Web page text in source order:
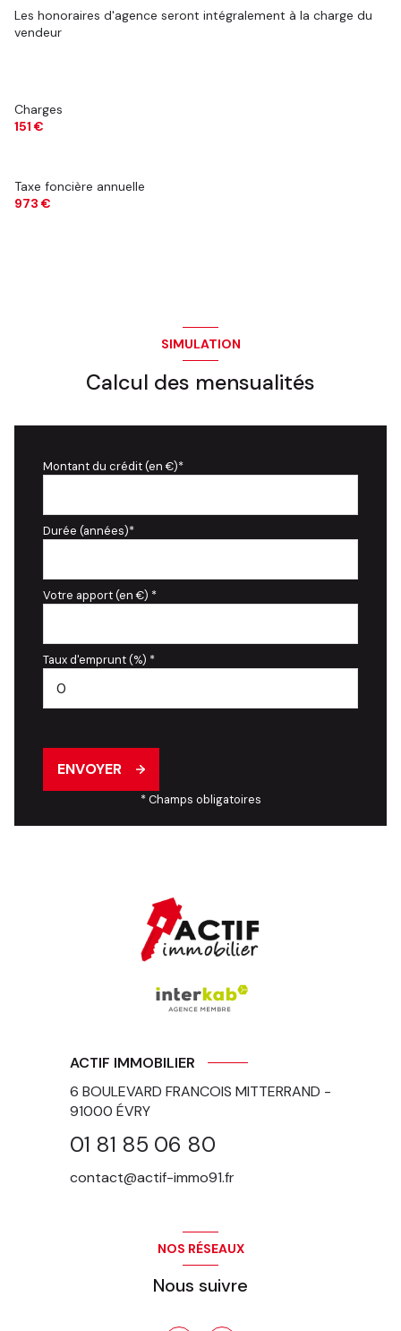
Les honoraires d'agence seront intégralement à la charge du
vendeur
Charges
151 €
Taxe foncière annuelle
973 €
SIMULATION
Calcul des mensualités
Montant du crédit (en €)*
Durée (années)*
Votre apport (en €) *
Taux d'emprunt (%) *
ENVOYER
* Champs obligatoires
ACTIF IMMOBILIER
6 BOULEVARD FRANCOIS MITTERRAND -
91000 ÉVRY
01 81 85 06 80
contact@actif-immo91.fr
NOS RÉSEAUX
Nous suivre